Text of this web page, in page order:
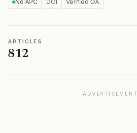
No APC DOI Verified OA
ARTICLES
812
ADVERTISEMENT